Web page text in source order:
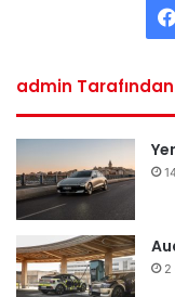
admin Tarafından
2